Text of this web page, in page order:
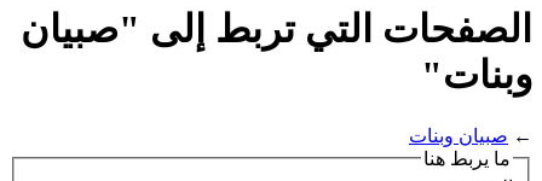
الصفحات التي تربط إلى "صبيان
وبنات"
← صبيان وبنات
ما يربط هنا